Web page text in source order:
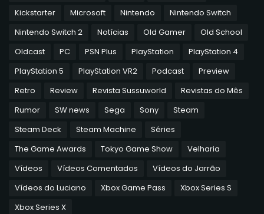
Kickstarter
Microsoft Nintendo
Nintendo Switch
Nintendo Switch 2
Notícias Old Gamer
Old School
Oldcast
PC PSN Plus PlayStation
PlayStation 4
PlayStation 5
PlayStation VR2 Podcast
Preview
Retro
Review Revista Sussuworld
Revistas do Mês
Rumor
SW news Sega Sony
Steam
Steam Deck
Steam Machine
Séries
The Game Awards
Tokyo Game Show
Velharia
Vídeos
Vídeos Comentados
Vídeos do Jarrão
Vídeos do Luciano
Xbox Game Pass
Xbox Series S
Xbox Series X